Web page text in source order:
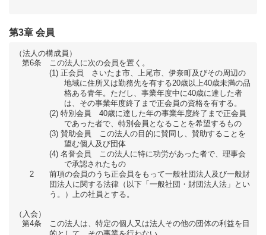
第3章 会員
（法人の構成員）
第6条
この法人に次の会員を置く。
正会員 さいたま市、上尾市、伊奈町及びその周辺の
地域に住所又は勤務先を有する20歳以上40歳未満の品
格ある青年。ただし、事業年度中に40歳に達した者
は、その事業年度終了まで正会員の資格を有する。
特別会員 40歳に達した年の事業年度終了まで正会員
であった者で、特別会員となることを希望するもの
賛助会員 この法人の目的に賛同し、賛助することを
望む個人及び団体
名誉会員 この法人に特に功労があった者で、理事会
で承認されたもの
2
前項の会員のうち正会員をもって一般社団法人及び一般財
団法人に関する法律（以下「一般社団・財団法人法」とい
う。）上の社員とする。
（入会）
第4条
この法人は、特定の個人又は法人その他の団体の利益を目